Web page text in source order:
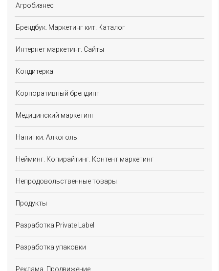
Агробизнес
Брендбук. Маркетинг кит. Каталог
Интернет маркетинг. Сайты
Кондитерка
Корпоративный брендинг
Медицинский маркетинг
Напитки. Алкоголь
Нейминг. Копирайтинг. Контент маркетинг
Непродовольственные товары
Продукты
Разработка Private Label
Разработка упаковки
Реклама. Продвижение